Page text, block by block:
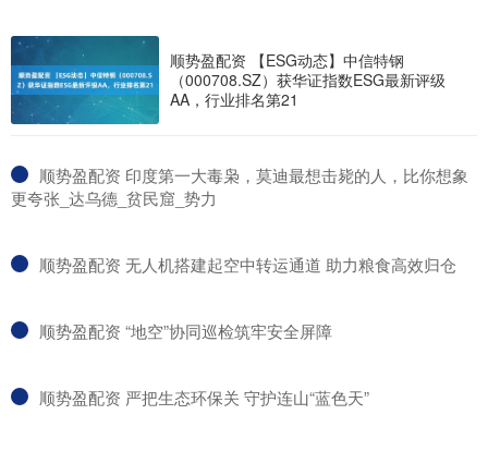
顺势盈配资 【ESG动态】中信特钢
（000708.SZ）获华证指数ESG最新评级
AA，行业排名第21
​顺势盈配资 印度第一大毒枭，莫迪最想击毙的人，比你想象
更夸张_达乌德_贫民窟_势力
​顺势盈配资 无人机搭建起空中转运通道 助力粮食高效归仓
​顺势盈配资 “地空”协同巡检筑牢安全屏障
​顺势盈配资 严把生态环保关 守护连山“蓝色天”